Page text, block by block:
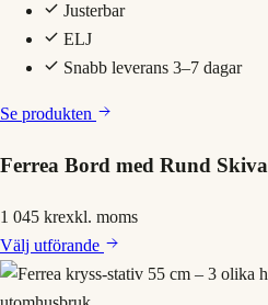
Justerbar
ELJ
Snabb leverans 3–7 dagar
Se produkten
Ferrea Bord med Rund Skiva
1 045 krexkl. moms
Välj utförande